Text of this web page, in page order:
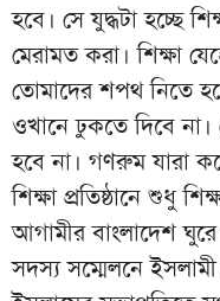
হবে। সে যুদ্ধটা হচ্ছে
মেরামত করা। শিক্ষা
তোমাদের শপথ নিতে
ওখানে ঢুকতে দিবে
হবে না। গণরুম যারা
শিক্ষা প্রতিষ্ঠানে শুধু
আগামীর বাংলাদেশ
সদস্য সম্মেলনে